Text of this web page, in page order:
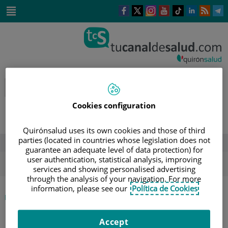
Este
enlace
se
ventana
nueva.
Este
enlace
se
una
ventana
nueva.
Este
enlace
se
una
ventana
nueva.
Este
enlace
se
una
ventana
nueva.
Enlace
una
Enlace
una
DESTACADOS
ola de calor verano sol
INICIO DIRECTORIO DE PROFESIONALES
|MARÍA ARACELI GARCÍA TORRES
Cookies configuration
Quirónsalud uses its own cookies and those of third
parties (located in countries whose legislation does not
guarantee an adequate level of data protection) for
user authentication, statistical analysis, improving
services and showing personalised advertising
through the analysis of your navigation. For more
information, please see our Política de Cookies
Accept